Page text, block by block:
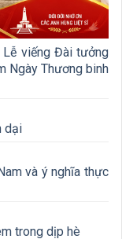
Lễ viếng Đài tưởng
Ngày Thương binh
dại
và ý nghĩa thực
trong dịp hè